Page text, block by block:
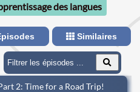
des langues
Similaires
2: Time for a Road Trip!